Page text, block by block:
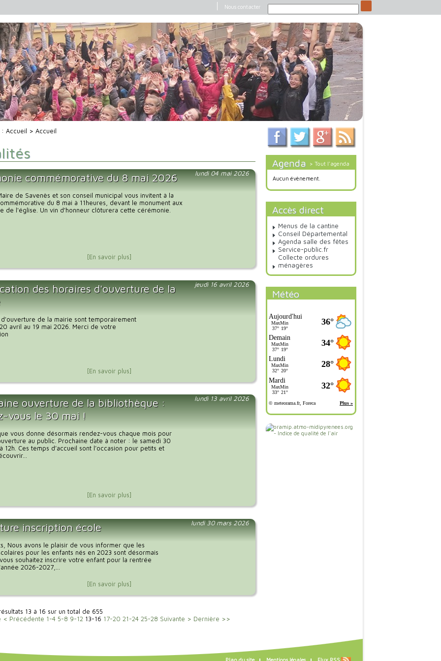
Nous contacter
:Accueil > Accueil
lundi 04 mai 2026
commémorative du 8 mai 2026
de Savenès et son conseil municipal vous invitent à la
du 8 mai à 11heures, devant le monument aux
de l'église. Un vin d'honneur clôturera cette cérémonie.
[En savoir plus]
jeudi 16 avril 2026
des horaires d'ouverture de la
d'ouverture de la mairie sont temporairement
avril au 19 mai 2026. Merci de votre
[En savoir plus]
lundi 13 avril 2026
ouverture de la bibliothèque :
vous le 30 mai !
vous donne désormais rendez-vous chaque mois pour
au public. Prochaine date à noter : le samedi 30
12h. Ces temps d’accueil sont l’occasion pour petits et
[En savoir plus]
lundi 30 mars 2026
inscription école
Nous avons le plaisir de vous informer que les
pour les enfants nés en 2023 sont désormais
souhaitez inscrire votre enfant pour la rentrée
2026-2027,...
[En savoir plus]
13 à 16 sur un total de 655
< Précédente 1-4 5-8 9-12 13-16 17-20 21-24 25-28 Suivante > Dernière >>
Agenda > Tout l'agenda
Aucun évènement.
Accès direct
Menus de la cantine
Conseil Départemental
Agenda salle des fêtes
Service-public.fr
Collecte ordures
ménagères
Météo